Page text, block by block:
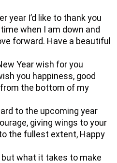
year I’d like to thank you
when I am down and
forward. Have a beautiful
Year wish for you
you happiness, good
the bottom of my
to the upcoming year
giving wings to your
the fullest extent, Happy
but what it takes to make